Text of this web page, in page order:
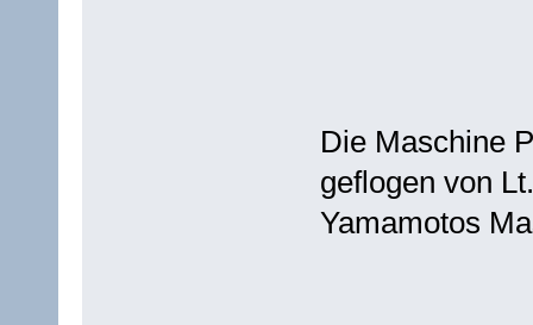
Die Maschine
geflogen von
Yamamotos